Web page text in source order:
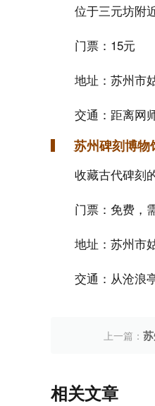
位于三元坊附
门票：15元
地址：苏州市
交通：距离网
苏州碑刻博物
收藏古代碑刻
门票：免费，
地址：苏州市
交通：从沧浪
上一篇：
相关文章